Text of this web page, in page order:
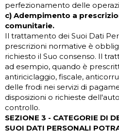
perfezionamento delle
c) Adempimento a
comunitarie.
Il trattamento dei Suoi Dati
prescrizioni normative è
richiesto il Suo consenso. Il
ad esempio, quando è
antiriciclaggio, fiscale,
delle frodi nei servizi di
disposizioni o richieste
controllo.
SEZIONE 3 - CATEGORIE DI
SUOI DATI PERSONALI